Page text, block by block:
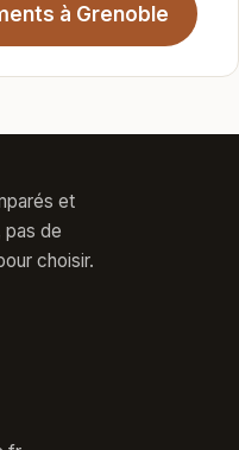
à Grenoble
et
pas de
choisir.